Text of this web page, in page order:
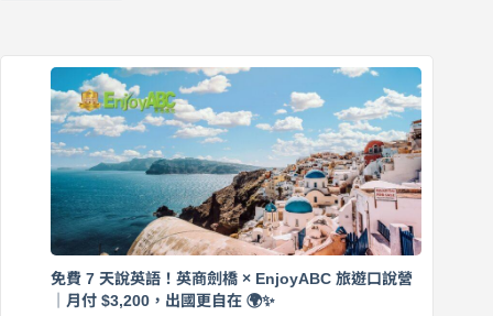
免費 7 天說英語！英商劍橋 × EnjoyABC 旅遊口說營
｜月付 $3,200，出國更自在 🌍✨